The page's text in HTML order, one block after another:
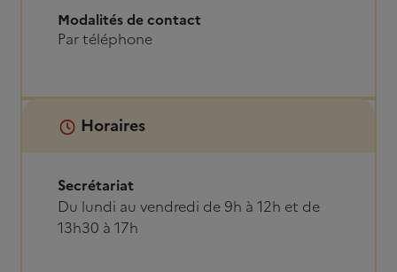
Modalités de contact
Par téléphone
Horaires
Secrétariat
Du lundi au vendredi de 9h à 12h et de
13h30 à 17h